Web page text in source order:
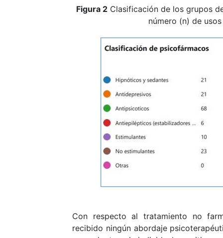
Figura 2Clasificación de los grupos
número (n) de
Con respecto al tratamiento no
recibido ningún abordaje